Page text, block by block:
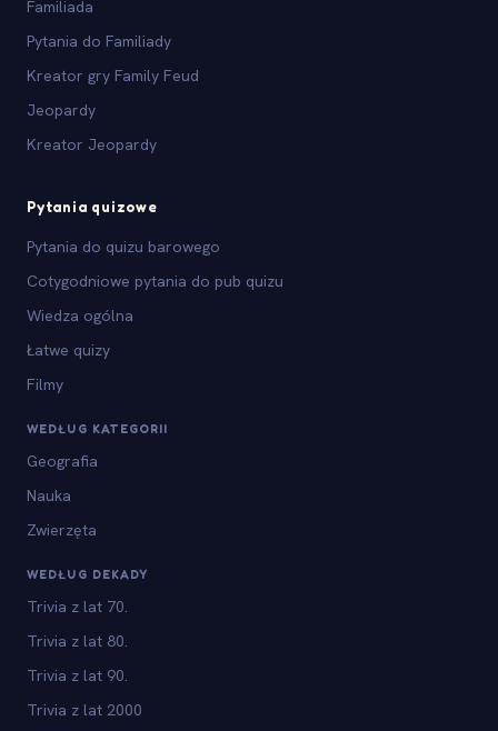
Familiada
Pytania do Familiady
Kreator gry Family Feud
Jeopardy
Kreator Jeopardy
Pytania quizowe
Pytania do quizu barowego
Cotygodniowe pytania do pub quizu
Wiedza ogólna
Łatwe quizy
Filmy
WEDŁUG KATEGORII
Geografia
Nauka
Zwierzęta
WEDŁUG DEKADY
Trivia z lat 70.
Trivia z lat 80.
Trivia z lat 90.
Trivia z lat 2000